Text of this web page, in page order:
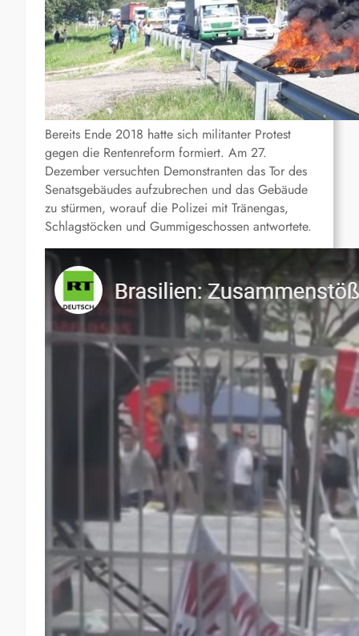
Bereits Ende 2018 hatte sich militanter Protest
gegen die Rentenreform formiert. Am 27.
Dezember versuchten Demonstranten das Tor des
Senatsgebäudes aufzubrechen und das Gebäude
zu stürmen, worauf die Polizei mit Tränengas,
Schlagstöcken und Gummigeschossen antwortete.